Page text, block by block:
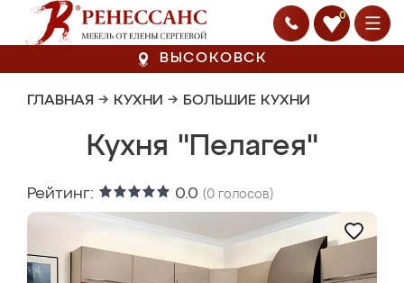
0
ВЫСОКОВСК
ГЛАВНАЯ → КУХНИ → БОЛЬШИЕ КУХНИ
Кухня "Пелагея"
Рейтинг: 0.0 (0 голосов)